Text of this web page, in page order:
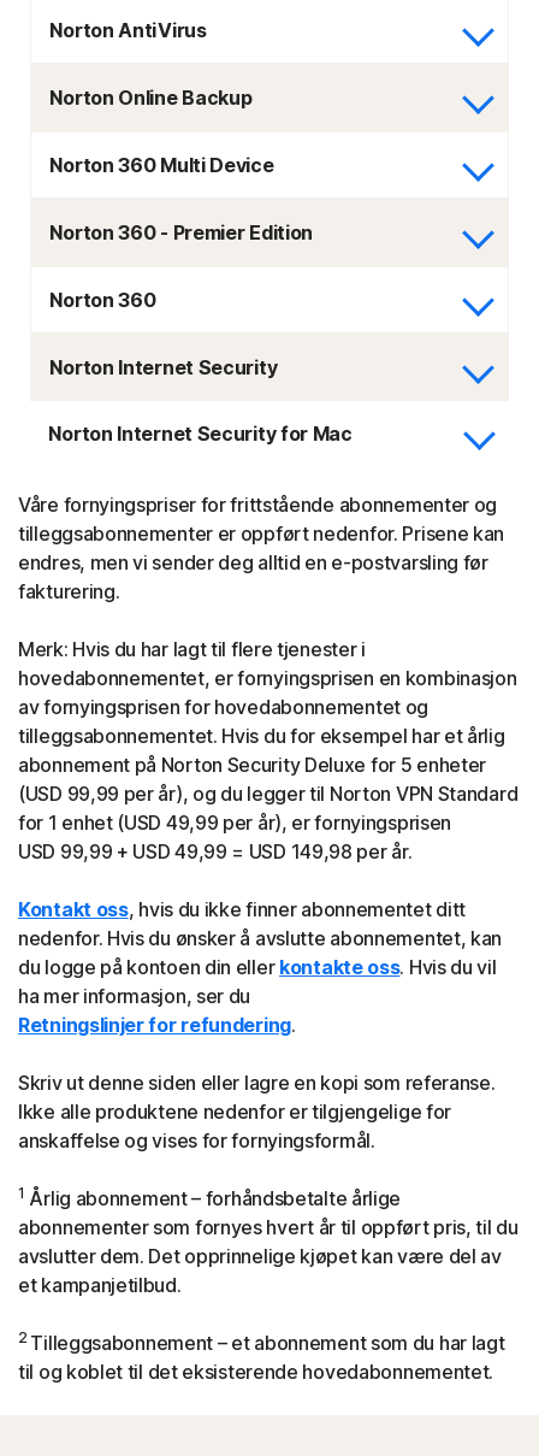
Norton AntiVirus
Norton Online Backup
Norton 360 Multi Device
Norton 360 - Premier Edition
Norton 360
Norton Internet Security
Norton Internet Security for Mac
Våre fornyingspriser for frittstående abonnementer og
tilleggsabonnementer er oppført nedenfor. Prisene kan
endres, men vi sender deg alltid en e-postvarsling før
fakturering.
Merk: Hvis du har lagt til flere tjenester i
hovedabonnementet, er fornyingsprisen en kombinasjon
av fornyingsprisen for hovedabonnementet og
tilleggsabonnementet. Hvis du for eksempel har et årlig
abonnement på Norton Security Deluxe for 5 enheter
(USD 99,99 per år), og du legger til Norton VPN Standard
for 1 enhet (USD 49,99 per år), er fornyingsprisen
USD 99,99 + USD 49,99 = USD 149,98 per år.
Kontakt oss, hvis du ikke finner abonnementet ditt
nedenfor. Hvis du ønsker å avslutte abonnementet, kan
du logge på kontoen din eller kontakte oss. Hvis du vil
ha mer informasjon, ser du
Retningslinjer for refundering.
Skriv ut denne siden eller lagre en kopi som referanse.
Ikke alle produktene nedenfor er tilgjengelige for
anskaffelse og vises for fornyingsformål.
1 Årlig abonnement – forhåndsbetalte årlige
abonnementer som fornyes hvert år til oppført pris, til du
avslutter dem. Det opprinnelige kjøpet kan være del av
et kampanjetilbud.
2 Tilleggsabonnement – et abonnement som du har lagt
til og koblet til det eksisterende hovedabonnementet.